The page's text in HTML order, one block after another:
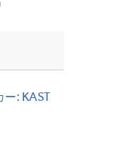
ー: KAST